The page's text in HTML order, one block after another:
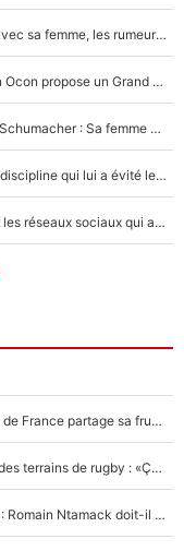
F1 : Charles Leclerc surpris par les paparazzis avec sa femme, les rumeurs étaient vraies !
Comme pour le final du Tour de France, Esteban Ocon propose un Grand Prix de Formule 1 à Paris : «Autour de l’Arc de Triomphe, ce serait génial» !
Nouvelle rumeur autour de la santé de Michael Schumacher : Sa femme Corinna sort du silence
F1 - Lewis Hamilton victime de harcèlement, la discipline qui lui a évité le pire : «J'aurais probablement mal tourné»
Lewis Hamilton : Le talent inattendu dévoilé sur les réseaux sociaux qui a impressionné Kim Kardashian pendant leurs vacances en amoureux !
Mis de côté par Fabien Galthié, un joueur du XV de France partage sa frustration : «ils ne me l’ont pas dit tout de suite»
La raison d'être de Matthieu Jalibert en dehors des terrains de rugby : «Ça m'atteint autant que si tu touches à un membre de ma famille»
XV de France - Matthieu Jalibert a tout changé : Romain Ntamack doit-il s’inquiéter pour sa place à un an de la Coupe du monde ?